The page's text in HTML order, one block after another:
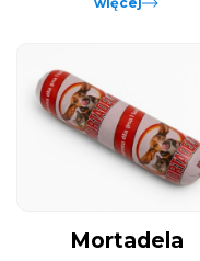
Mortadela